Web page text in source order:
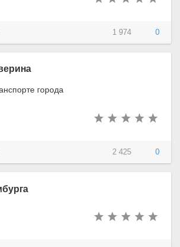
1 974 0
города
2 425 0